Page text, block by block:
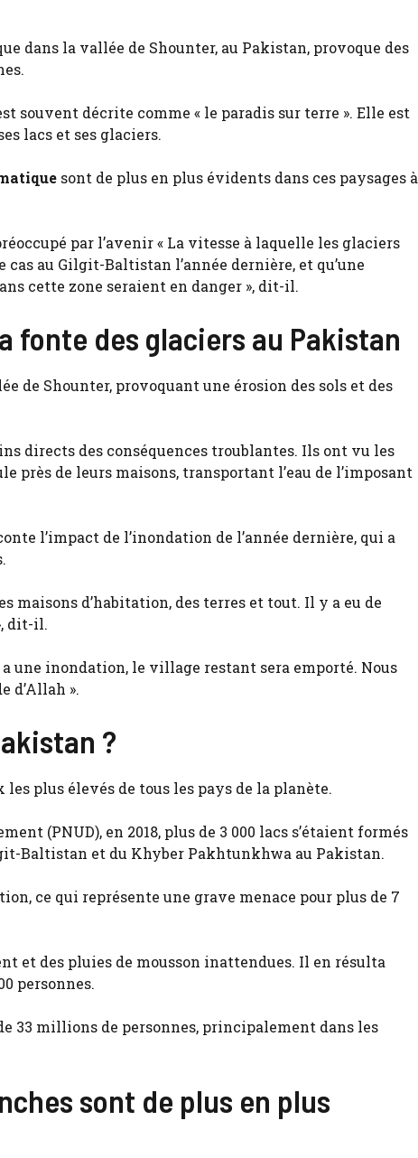
dans la vallée de Shounter, au Pakistan, provoque des
souvent décrite comme « le paradis sur terre ». Elle est
lacs et ses glaciers.
sont de plus en plus évidents dans ces paysages à
par l’avenir « La vitesse à laquelle les glaciers
au Gilgit-Baltistan l’année dernière, et qu’une
cette zone seraient en danger », dit-il.
fonte des glaciers au Pakistan
de Shounter, provoquant une érosion des sols et des
directs des conséquences troublantes. Ils ont vu les
près de leurs maisons, transportant l’eau de l’imposant
l’impact de l’inondation de l’année dernière, qui a
maisons d’habitation, des terres et tout. Il y a eu de
dit-il.
une inondation, le village restant sera emporté. Nous
d’Allah ».
?
plus élevés de tous les pays de la planète.
(PNUD), en 2018, plus de 3 000 lacs s’étaient formés
Baltistan et du Khyber Pakhtunkhwa au Pakistan.
ce qui représente une grave menace pour plus de 7
et des pluies de mousson inattendues. Il en résulta
personnes.
33 millions de personnes, principalement dans les
sont de plus en plus